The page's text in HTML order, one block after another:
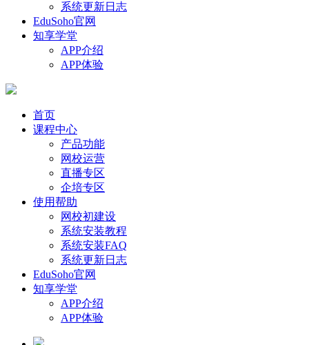
系统更新日志
EduSoho官网
知享学堂
APP介绍
APP体验
首页
课程中心
产品功能
网校运营
直播专区
企培专区
使用帮助
网校初建设
系统安装教程
系统安装FAQ
系统更新日志
EduSoho官网
知享学堂
APP介绍
APP体验